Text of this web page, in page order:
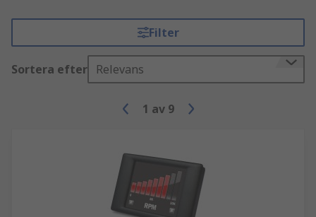
Filter
Sortera efter Relevans
1 av 9